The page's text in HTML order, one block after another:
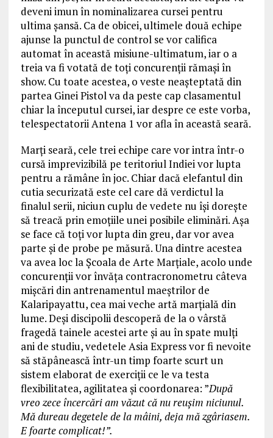
deveni imun în nominalizarea cursei pentru
ultima șansă. Ca de obicei, ultimele două echipe
ajunse la punctul de control se vor califica
automat în această misiune-ultimatum, iar o a
treia va fi votată de toți concurenții rămași în
show. Cu toate acestea, o veste neașteptată din
partea Ginei Pistol va da peste cap clasamentul
chiar la începutul cursei, iar despre ce este vorba,
telespectatorii Antena 1 vor afla în această seară.
Marți seară, cele trei echipe care vor intra într-o
cursă imprevizibilă pe teritoriul Indiei vor lupta
pentru a rămâne în joc. Chiar dacă elefantul din
cutia securizată este cel care dă verdictul la
finalul serii, niciun cuplu de vedete nu își dorește
să treacă prin emoțiile unei posibile eliminări. Așa
se face că toți vor lupta din greu, dar vor avea
parte și de probe pe măsură. Una dintre acestea
va avea loc la Școala de Arte Marțiale, acolo unde
concurenții vor învăța contracronometru câteva
mișcări din antrenamentul maeștrilor de
Kalaripayattu, cea mai veche artă marțială din
lume. Deși discipolii descoperă de la o vârstă
fragedă tainele acestei arte și au în spate mulți
ani de studiu, vedetele Asia Express vor fi nevoite
să stăpânească într-un timp foarte scurt un
sistem elaborat de exerciții ce le va testa
flexibilitatea, agilitatea și coordonarea: ”După
vreo zece încercări am văzut că nu reușim niciunul.
Mă dureau degetele de la mâini, deja mă zgâriasem.
E foarte complicat!”.